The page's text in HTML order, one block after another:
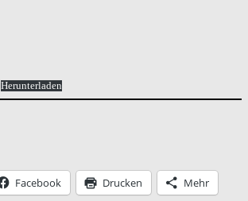
Herunterladen
Facebook Drucken Mehr